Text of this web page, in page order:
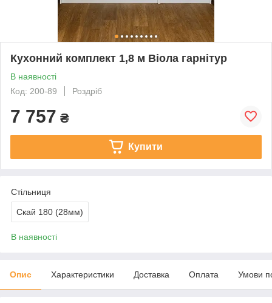
Кухонний комплект 1,8 м Віола гарнітур
В наявності
Код: 200-89
Роздріб
7 757 ₴
Купити
Стільниця
Скай 180 (28мм)
В наявності
Опис Характеристики Доставка Оплата Умови